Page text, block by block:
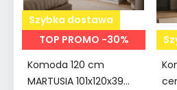
Szybka dostawa
TOP PROMO -30%
Komoda 120 cm
MARTUSIA 101x120x39